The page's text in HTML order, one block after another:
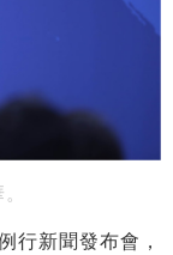
行新聞發布會，